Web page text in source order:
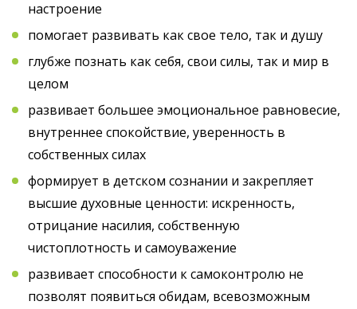
настроение
помогает развивать как свое тело, так и душу
глубже познать как себя, свои силы, так и мир в
целом
развивает большее эмоциональное равновесие,
внутреннее спокойствие, уверенность в
собственных силах
формирует в детском сознании и закрепляет
высшие духовные ценности: искренность,
отрицание насилия, собственную
чистоплотность и самоуважение
развивает способности к самоконтролю не
позволят появиться обидам, всевозможным